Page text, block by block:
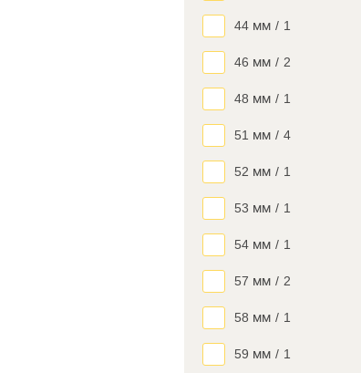
44 мм / 1
46 мм / 2
48 мм / 1
51 мм / 4
52 мм / 1
53 мм / 1
54 мм / 1
57 мм / 2
58 мм / 1
59 мм / 1